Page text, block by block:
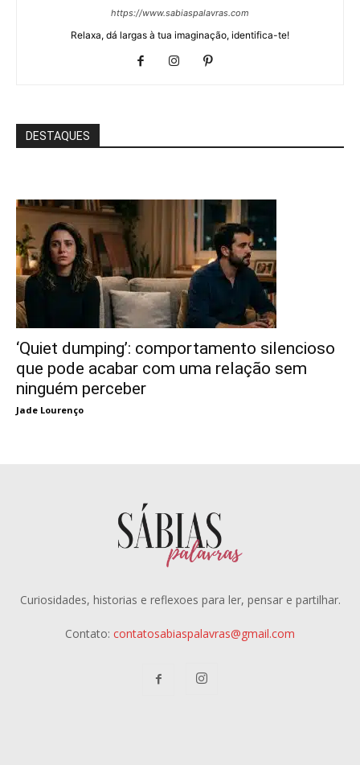
https://www.sabiaspalavras.com
Relaxa, dá largas à tua imaginação, identifica-te!
DESTAQUES
‘Quiet dumping’: comportamento silencioso
que pode acabar com uma relação sem
ninguém perceber
Jade Lourenço
Curiosidades, historias e reflexoes para ler, pensar e partilhar.
Contato: contatosabiaspalavras@gmail.com